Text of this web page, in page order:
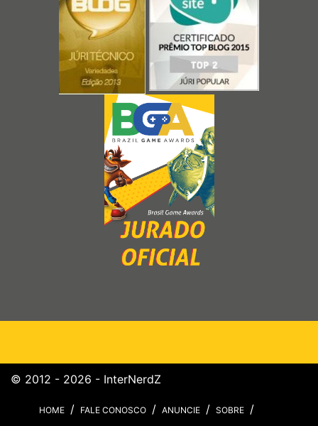
© 2012 - 2026 - InterNerdZ
HOME FALE CONOSCO ANUNCIE SOBRE